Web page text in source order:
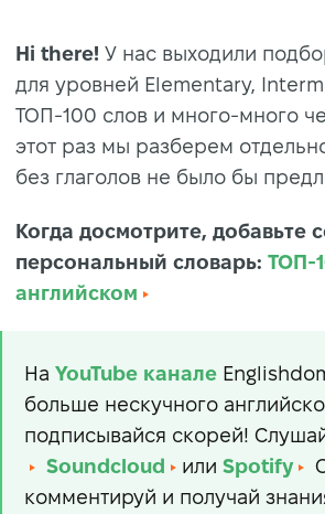
Hi there! У нас выходили
для уровней Elementary,
ТОП-100 слов и много-много
этот раз мы разберем
без глаголов не было бы
Когда досмотрите, добавьте
персональный словарь: ТОП-
английском
На YouTube канале
больше нескучного
подписывайся скорей!
Soundcloud
или Spotify
комментируй и получай